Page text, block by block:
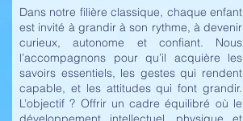
Dans notre filière classique, chaque enfant
est invité à grandir à son rythme, à devenir
curieux, autonome et confiant. Nous
l’accompagnons pour qu’il acquière les
savoirs essentiels, les gestes qui rendent
capable, et les attitudes qui font grandir.
L’objectif ? Offrir un cadre équilibré où le